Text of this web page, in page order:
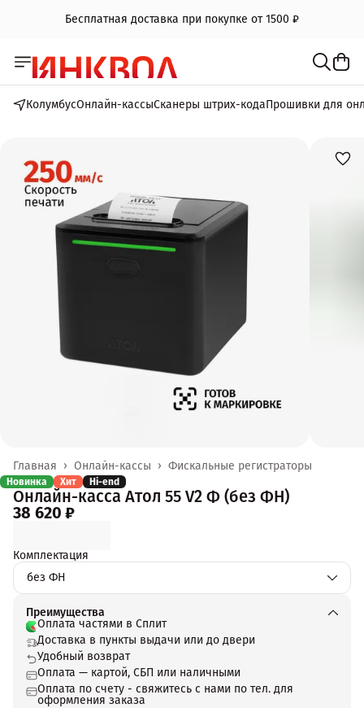
Бесплатная доставка при покупке от 1500 ₽
КолумбусОнлайн-кассыСканеры штрих-кодаПрошивки для
Фискальные регистраторы
Онлайн-кассы ›
Главная ›
Новинка Хит Hi-end
Онлайн-касса Атол 55 V2 Ф (без ФН)
38 620 ₽
Комплектация
без ФН
Преимущества
Оплата частями в Сплит
Доставка в пункты выдачи или до двери
Удобный возврат
Оплата — картой, СБП или наличными
Оплата по счету - свяжитесь с нами по тел. для
оформления заказа